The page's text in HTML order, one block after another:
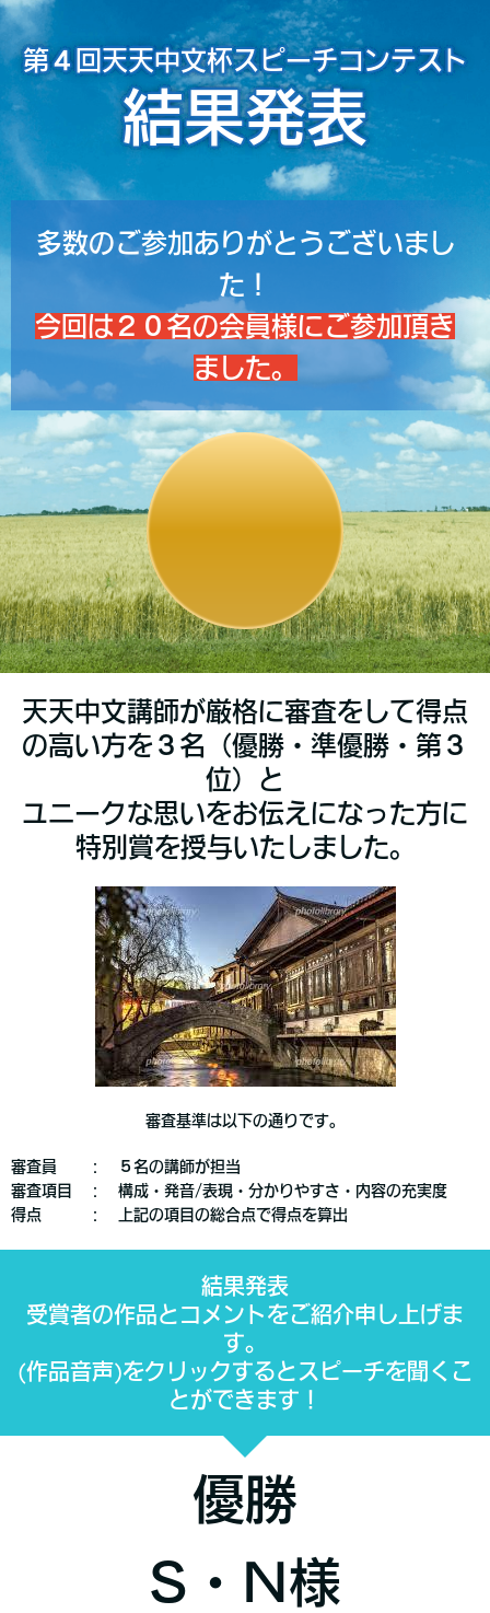
第４回天天中文杯スピーチコンテスト
結果発表
多数のご参加ありがとうございまし
た！
今回は２０名の会員様にご参加頂き
ました。
天天中文講師が厳格に審査をして得点
の高い方を３名（優勝・準優勝・第３
位）と
ユニークな思いをお伝えになった方に
特別賞を授与いたしました。
審査基準は以下の通りです。
審査員 ： ５名の講師が担当
審査項目 ： 構成・発音/表現・分かりやすさ・内容の充実度
得点 ： 上記の項目の総合点で得点を算出
結果発表
受賞者の作品とコメントをご紹介申し上げま
す。
(作品音声)をクリックするとスピーチを聞くこ
とができます！
優勝
S・N様